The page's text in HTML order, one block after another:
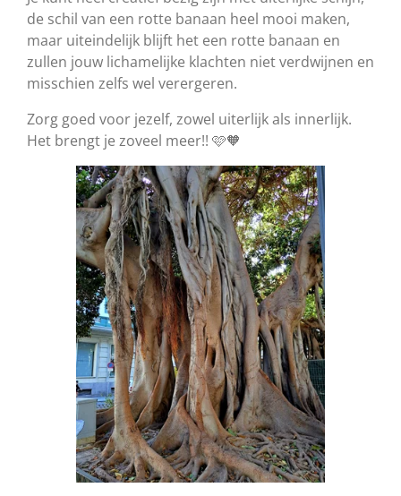
de schil van een rotte banaan heel mooi maken,
maar uiteindelijk blijft het een rotte banaan en
zullen jouw lichamelijke klachten niet verdwijnen en
misschien zelfs wel verergeren.
Zorg goed voor jezelf, zowel uiterlijk als innerlijk.
Het brengt je zoveel meer!! 🩷🧡